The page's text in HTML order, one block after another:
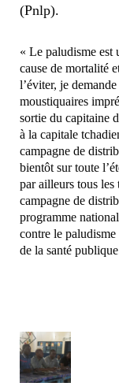
(Pnlp).
« Le paludisme est
cause de mortalité
l’éviter, je
moustiquaires
sortie du capitaine
à la capitale
campagne de
bientôt sur toute
par ailleurs tous les
campagne de
programme
contre le paludisme
de la santé